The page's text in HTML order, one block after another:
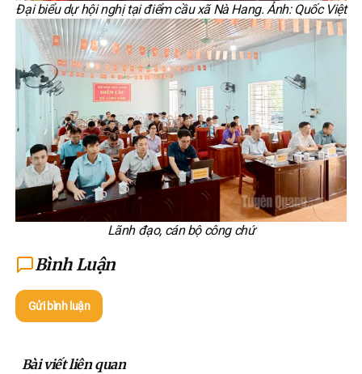
Đại biểu dự hội nghị tại điểm cầu xã Nà Hang. Ảnh: Quốc Việt
Lãnh đạo, cán bộ công chứ
Bình Luận
Gửi bình luận
Bài viết liên quan